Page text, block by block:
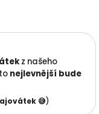
z našeho
nejlevnější bude
😅)